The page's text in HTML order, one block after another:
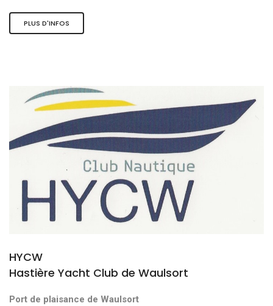
PLUS D'INFOS
HYCW
Hastière Yacht Club de Waulsort
Port de plaisance de Waulsort